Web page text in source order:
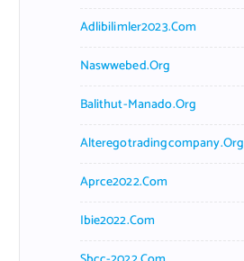
Adlibilimler2023.com
Naswwebed.org
Balithut-Manado.org
Alteregotradingcompany.org
Aprce2022.com
Ibie2022.com